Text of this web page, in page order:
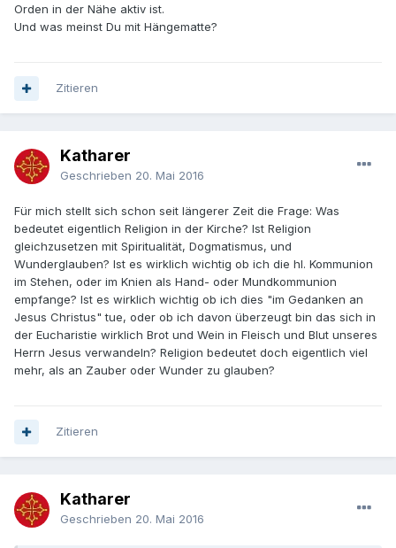
Orden in der Nähe aktiv ist.
Und was meinst Du mit Hängematte?
Zitieren
Katharer
Geschrieben 20. Mai 2016
Für mich stellt sich schon seit längerer Zeit die Frage: Was
bedeutet eigentlich Religion in der Kirche? Ist Religion
gleichzusetzen mit Spiritualität, Dogmatismus, und
Wunderglauben? Ist es wirklich wichtig ob ich die hl. Kommunion
im Stehen, oder im Knien als Hand- oder Mundkommunion
empfange? Ist es wirklich wichtig ob ich dies "im Gedanken an
Jesus Christus" tue, oder ob ich davon überzeugt bin das sich in
der Eucharistie wirklich Brot und Wein in Fleisch und Blut unseres
Herrn Jesus verwandeln? Religion bedeutet doch eigentlich viel
mehr, als an Zauber oder Wunder zu glauben?
Zitieren
Katharer
Geschrieben 20. Mai 2016